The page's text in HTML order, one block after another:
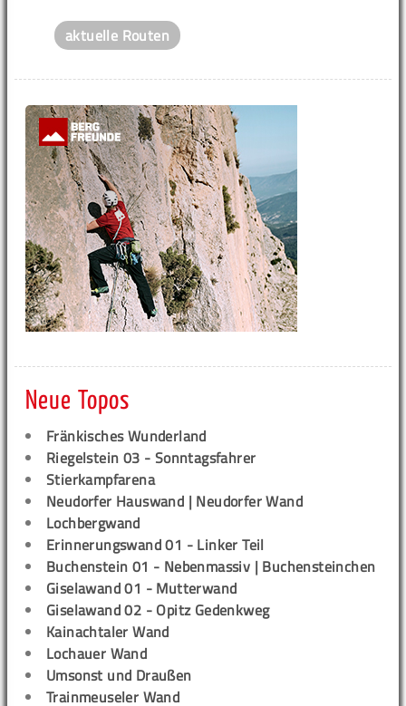
aktuelle Routen
Neue Topos
Fränkisches Wunderland
Riegelstein 03 - Sonntagsfahrer
Stierkampfarena
Neudorfer Hauswand | Neudorfer Wand
Lochbergwand
Erinnerungswand 01 - Linker Teil
Buchenstein 01 - Nebenmassiv | Buchensteinchen
Giselawand 01 - Mutterwand
Giselawand 02 - Opitz Gedenkweg
Kainachtaler Wand
Lochauer Wand
Umsonst und Draußen
Trainmeuseler Wand